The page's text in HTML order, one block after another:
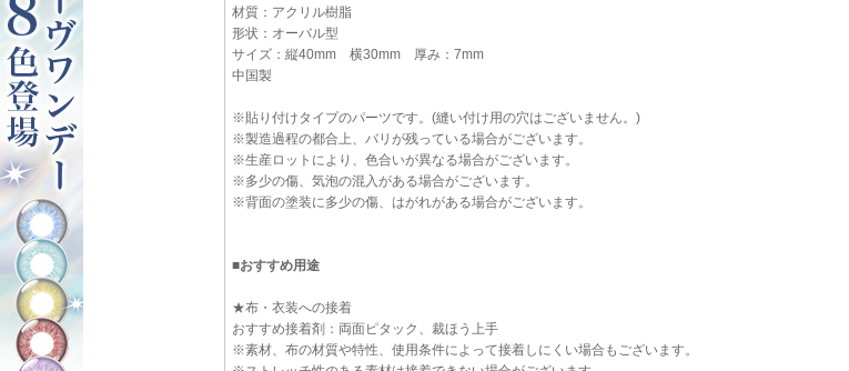
材質：アクリル樹脂
形状：オーバル型
サイズ：縦40mm 横30mm 厚み：7mm
中国製
※貼り付けタイプのパーツです。(縫い付け用の穴はございません。)
※製造過程の都合上、バリが残っている場合がございます。
※生産ロットにより、色合いが異なる場合がございます。
※多少の傷、気泡の混入がある場合がございます。
※背面の塗装に多少の傷、はがれがある場合がございます。
■おすすめ用途
★布・衣装への接着
おすすめ接着剤：両面ピタック、裁ほう上手
※素材、布の材質や特性、使用条件によって接着しにくい場合もございます。